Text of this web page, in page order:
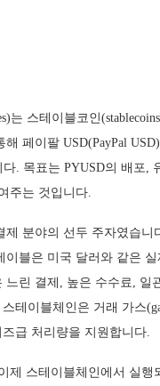
는 스테이블코인
페이팔 USD(PayPal
다. 목표는 PYUSD의 배포
주는 것입니다.
제 분야의 선두 주자였습
이블은 미국 달러와 같은
느린 결제, 높은 수수료,
테이블체인은 거래 가스
급 처리량을 지원합니다.
제 스테이블체인에서 실